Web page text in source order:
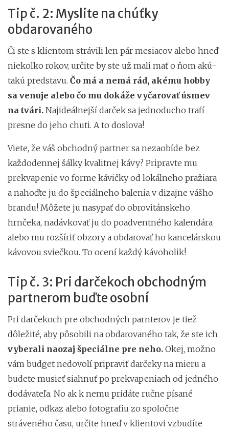
Tip č. 2: Myslite na chúťky
obdarovaného
Či ste s klientom strávili len pár mesiacov alebo hneď
niekoľko rokov, určite by ste už mali mať o ňom akú-
takú predstavu. Čo má a nemá rád, akému hobby
sa venuje alebo čo mu dokáže vyčarovať úsmev
na tvári. Najideálnejší darček sa jednoducho trafí
presne do jeho chuti. A to doslova!
Viete, že váš obchodný partner sa nezaobíde bez
každodennej šálky kvalitnej kávy? Pripravte mu
prekvapenie vo forme kávičky od lokálneho pražiara
a nahoďte ju do špeciálneho balenia v dizajne vášho
brandu! Môžete ju nasypať do obrovitánskeho
hrnčeka, nadávkovať ju do poadventného kalendára
alebo mu rozšíriť obzory a obdarovať ho kancelárskou
kávovou sviečkou. To ocení každý kávoholik!
Tip č. 3: Pri darčekoch obchodným
partnerom buďte osobní
Pri darčekoch pre obchodných parnterov je tiež
dôležité, aby pôsobili na obdarovaného tak, že ste ich
vyberali naozaj špeciálne pre neho. Okej, možno
vám budget nedovolí pripraviť darčeky na mieru a
budete musieť siahnuť po prekvapeniach od jedného
dodávateľa. No ak k nemu pridáte ručne písané
prianie, odkaz alebo fotografiu zo spoločne
stráveného času, určite hneď v klientovi vzbudíte